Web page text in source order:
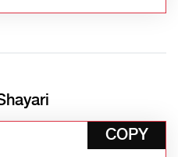
COPY